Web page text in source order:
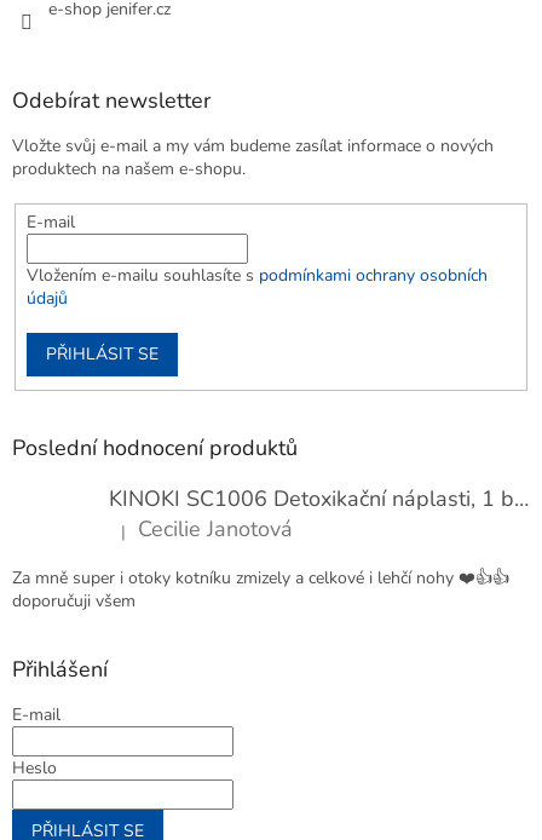
e-shop jenifer.cz
Odebírat newsletter
Vložte svůj e-mail a my vám budeme zasílat informace o nových
produktech na našem e-shopu.
E-mail
Vložením e-mailu souhlasíte s podmínkami ochrany osobních
údajů
PŘIHLÁSIT SE
Poslední hodnocení produktů
KINOKI SC1006 Detoxikační náplasti, 1 balení - 10 ks
Hodnocení produktu je 4 z 5 hvězdiček.
| Cecilie Janotová
Za mně super i otoky kotníku zmizely a celkové i lehčí nohy ❤️👍👍
doporučuji všem
Přihlášení
E-mail
Heslo
PŘIHLÁSIT SE